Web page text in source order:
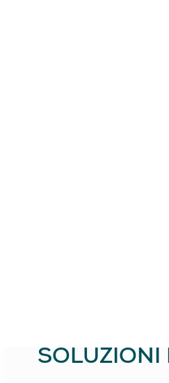
SOLUZIONI